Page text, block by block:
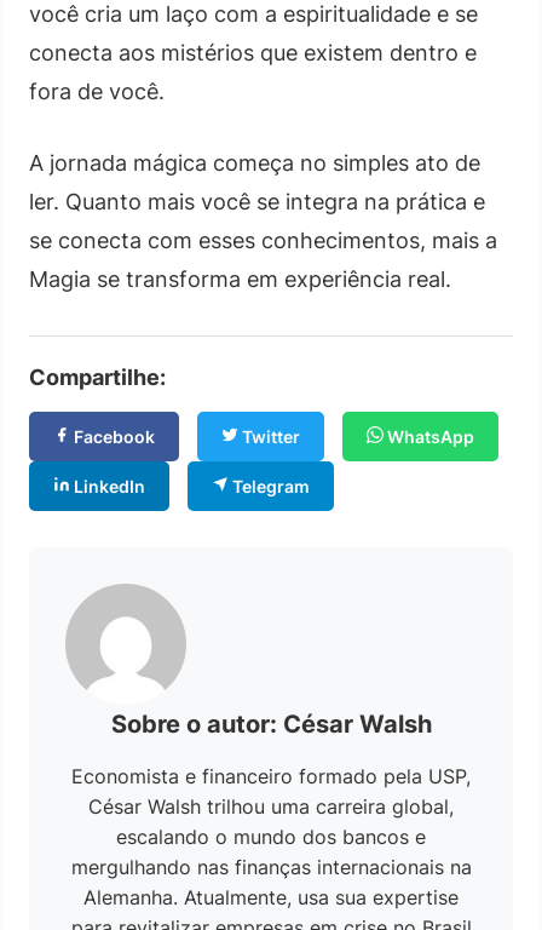
você cria um laço com a espiritualidade e se
conecta aos mistérios que existem dentro e
fora de você.
A jornada mágica começa no simples ato de
ler. Quanto mais você se integra na prática e
se conecta com esses conhecimentos, mais a
Magia se transforma em experiência real.
Compartilhe:
Facebook Twitter WhatsApp
LinkedIn Telegram
Sobre o autor: César Walsh
Economista e financeiro formado pela USP,
César Walsh trilhou uma carreira global,
escalando o mundo dos bancos e
mergulhando nas finanças internacionais na
Alemanha. Atualmente, usa sua expertise